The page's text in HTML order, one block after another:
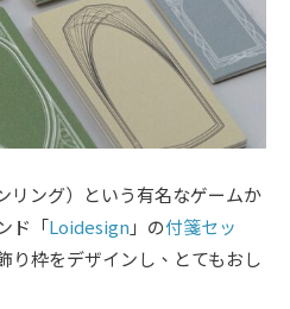
リング）という有名なゲームか
ド「Loidesign 」の付箋セッ
り枠をデザインし、とてもおし